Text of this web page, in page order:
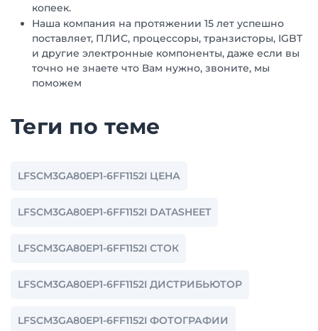
копеек.
Наша компания на протяжении 15 лет успешно
поставляет, ПЛИС, процессоры, транзисторы, IGBT
и другие электронные компоненты, даже если вы
точно не знаете что Вам нужно, звоните, мы
поможем
Теги по теме
LFSCM3GA80EP1-6FF1152I ЦЕНА
LFSCM3GA80EP1-6FF1152I DATASHEET
LFSCM3GA80EP1-6FF1152I СТОК
LFSCM3GA80EP1-6FF1152I ДИСТРИБЬЮТОР
LFSCM3GA80EP1-6FF1152I ФОТОГРАФИИ